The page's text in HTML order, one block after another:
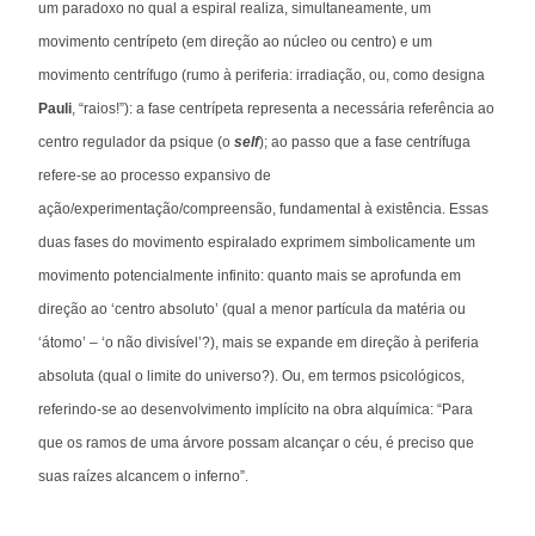
um paradoxo no qual a espiral realiza, simultaneamente, um
movimento centrípeto (em direção ao núcleo ou centro) e um
movimento centrífugo (rumo à periferia: irradiação, ou, como designa
Pauli, “raios!”): a fase centrípeta representa a necessária referência ao
centro regulador da psique (o self); ao passo que a fase centrífuga
refere-se ao processo expansivo de
ação/experimentação/compreensão, fundamental à existência. Essas
duas fases do movimento espiralado exprimem simbolicamente um
movimento potencialmente infinito: quanto mais se aprofunda em
direção ao ‘centro absoluto’ (qual a menor partícula da matéria ou
‘átomo’ – ‘o não divisível’?), mais se expande em direção à periferia
absoluta (qual o limite do universo?). Ou, em termos psicológicos,
referindo-se ao desenvolvimento implícito na obra alquímica: “Para
que os ramos de uma árvore possam alcançar o céu, é preciso que
suas raízes alcancem o inferno”.